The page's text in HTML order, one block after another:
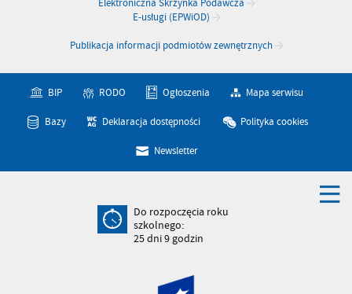
Elektroniczna Skrzynka Podawcza
E-usługi (EPWiOD)
Publikacja informacji podmiotów zewnętrznych
BIP RODO Ogłoszenia Mapa serwisu
Bazy Deklaracja dostępności Polityka cookies
Newsletter
Do rozpoczęcia roku
szkolnego:
25dni9godzin